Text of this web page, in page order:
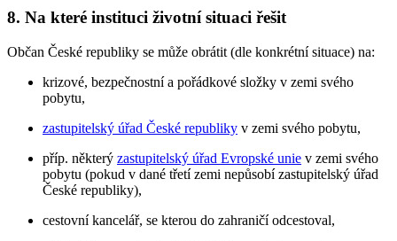
8. Na které instituci životní situaci řešit
Občan České republiky se může obrátit (dle konkrétní situace) na:
krizové, bezpečnostní a pořádkové složky v zemi svého
pobytu,
zastupitelský úřad České republiky v zemi svého pobytu,
příp. některý zastupitelský úřad Evropské unie v zemi svého
pobytu (pokud v dané třetí zemi nepůsobí zastupitelský úřad
České republiky),
cestovní kancelář, se kterou do zahraničí odcestoval,